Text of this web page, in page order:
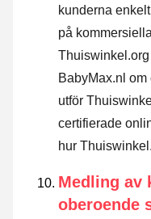
kunderna
på
BabyMax.nl
utför
certifierade
hur
Medling av
oberoende